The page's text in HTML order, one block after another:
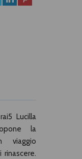
Lucilla
la
viaggio